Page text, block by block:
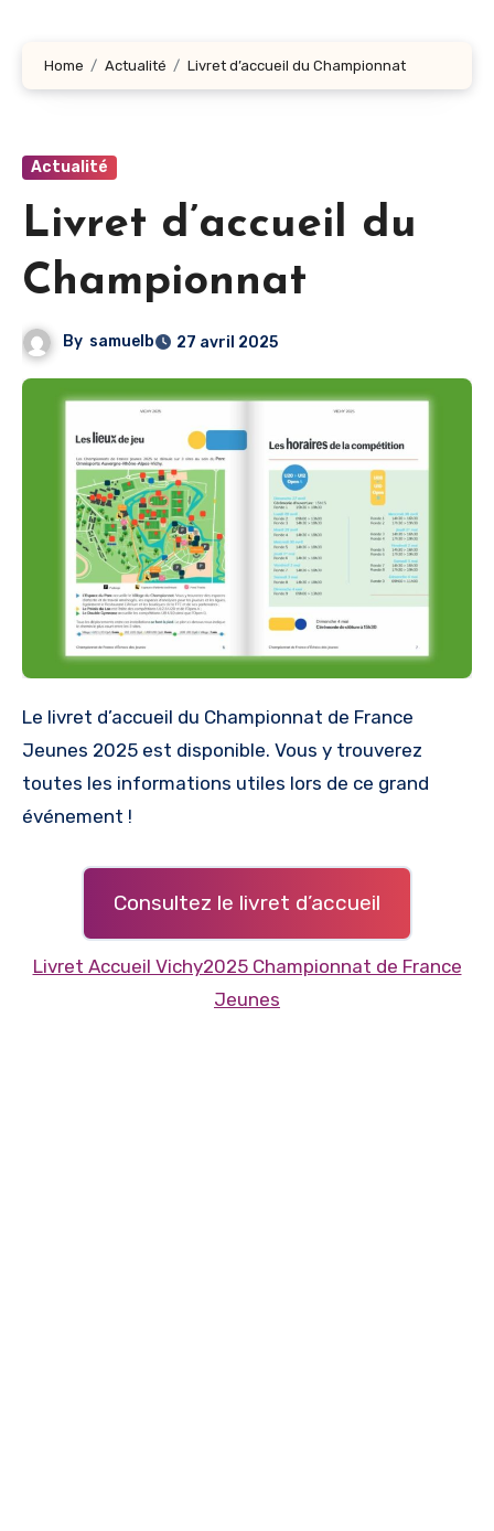
Home Actualité Livret d’accueil du Championnat
Actualité
Livret d’accueil du
Championnat
By samuelb 27 avril 2025
Le livret d’accueil du Championnat de France
Jeunes 2025 est disponible. Vous y trouverez
toutes les informations utiles lors de ce grand
événement !
Consultez le livret d’accueil
Livret Accueil Vichy2025 Championnat de France
Jeunes